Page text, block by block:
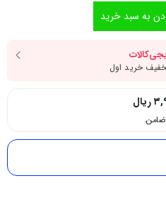
به سبد خرید
ریال